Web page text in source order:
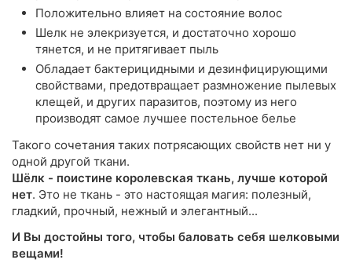
Положительно влияет на состояние волос
Шелк не элекризуется, и достаточно хорошо
тянется, и не притягивает пыль
Обладает бактерицидными и дезинфицирующими
свойствами, предотвращает размножение пылевых
клещей, и других паразитов, поэтому из него
производят самое лучшее постельное белье
Такого сочетания таких потрясающих свойств нет ни у
одной другой ткани.
Шёлк - поистине королевская ткань, лучше которой
нет. Это не ткань - это настоящая магия: полезный,
гладкий, прочный, нежный и элегантный...
И Вы достойны того, чтобы баловать себя шелковыми
вещами!